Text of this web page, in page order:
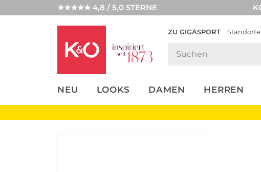
★★★★★ 4,8 / 5,0 STERNE
ZU GIGASPORT Standorte
NEU LOOKS DAMEN HERREN
UNSERE APP
CLICK &